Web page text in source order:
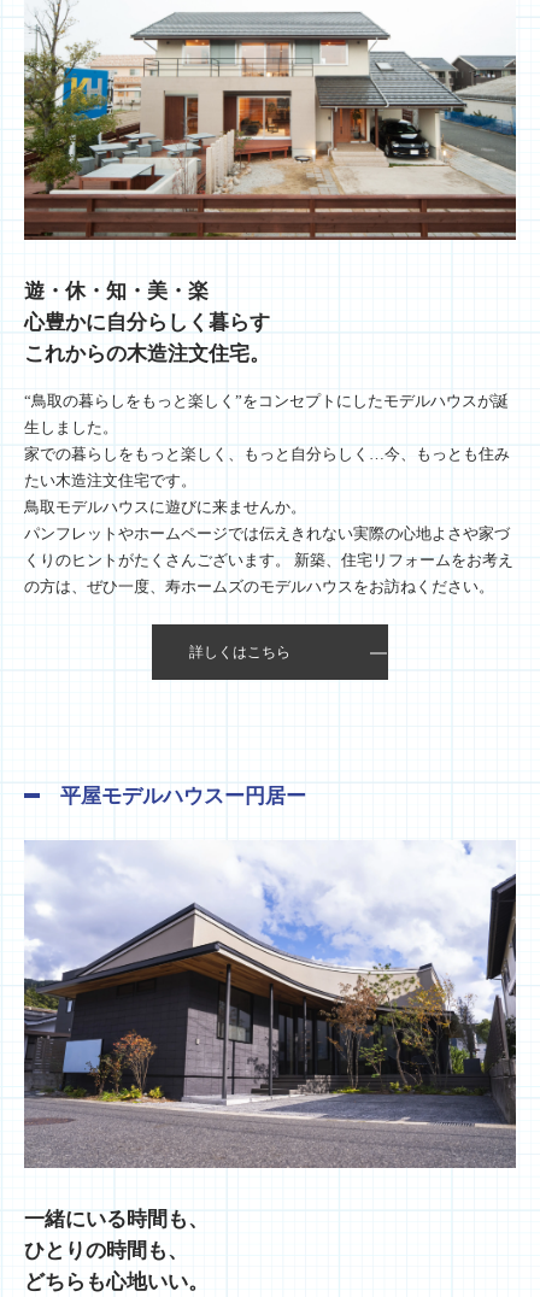
遊・休・知・美・楽
心豊かに自分らしく暮らす
これからの木造注文住宅。
“鳥取の暮らしをもっと楽しく”をコンセプトにしたモデルハウスが誕
生しました。
家での暮らしをもっと楽しく、もっと自分らしく…今、もっとも住み
たい木造注文住宅です。
鳥取モデルハウスに遊びに来ませんか。
パンフレットやホームページでは伝えきれない実際の心地よさや家づ
くりのヒントがたくさんございます。 新築、住宅リフォームをお考え
の方は、ぜひ一度、寿ホームズのモデルハウスをお訪ねください。
詳しくはこちら
平屋モデルハウスー円居ー
一緒にいる時間も、
ひとりの時間も、
どちらも心地いい。